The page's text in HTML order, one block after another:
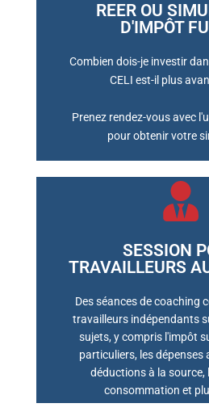
REER OU
D'IMPÔT
Combien dois-je investir
CELI est-il plus
Prenez rendez-vous avec
pour obtenir votre
SESSION
TRAVAILLEURS
Des séances de coaching
travailleurs indépendants
sujets, y compris l'impôt
particuliers, les dépenses
déductions à la source,
consommation et